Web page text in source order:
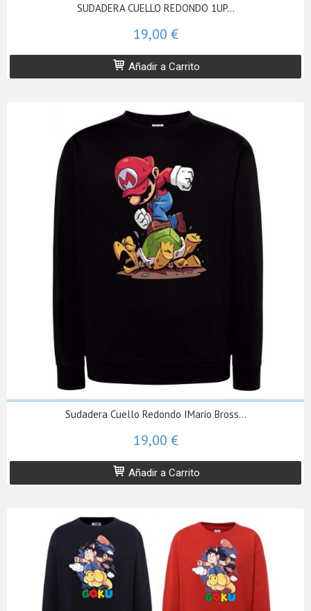
SUDADERA CUELLO REDONDO 1UP...
19,00 €
Añadir a Carrito
Sudadera Cuello Redondo IMario Bross...
19,00 €
Añadir a Carrito